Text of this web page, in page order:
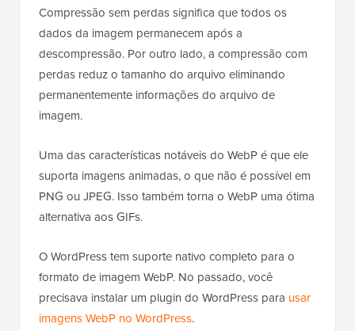
Compressão sem perdas significa que todos os
dados da imagem permanecem após a
descompressão. Por outro lado, a compressão com
perdas reduz o tamanho do arquivo eliminando
permanentemente informações do arquivo de
imagem.
Uma das características notáveis do WebP é que ele
suporta imagens animadas, o que não é possível em
PNG ou JPEG. Isso também torna o WebP uma ótima
alternativa aos GIFs.
O WordPress tem suporte nativo completo para o
formato de imagem WebP. No passado, você
precisava instalar um plugin do WordPress para usar
imagens WebP no WordPress.